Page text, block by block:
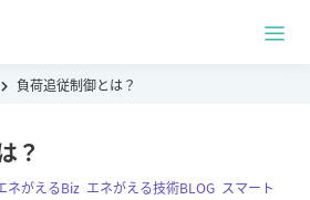
負荷追従制御とは？
？
ネがえるBiz エネがえる技術BLOG スマート